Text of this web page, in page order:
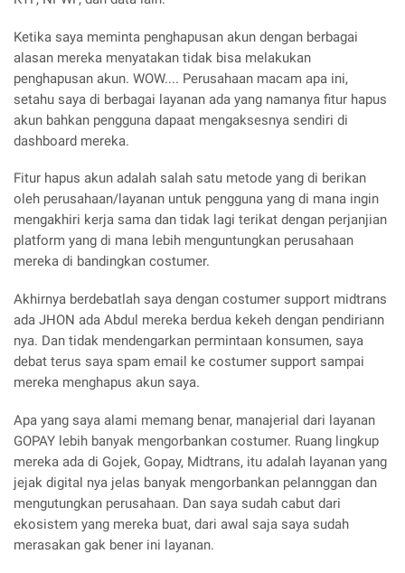
Ketika saya meminta penghapusan akun dengan berbagai
alasan mereka menyatakan tidak bisa melakukan
penghapusan akun. WOW.... Perusahaan macam apa ini,
setahu saya di berbagai layanan ada yang namanya fitur hapus
akun bahkan pengguna dapaat mengaksesnya sendiri di
dashboard mereka.
Fitur hapus akun adalah salah satu metode yang di berikan
oleh perusahaan/layanan untuk pengguna yang di mana ingin
mengakhiri kerja sama dan tidak lagi terikat dengan perjanjian
platform yang di mana lebih menguntungkan perusahaan
mereka di bandingkan costumer.
Akhirnya berdebatlah saya dengan costumer support midtrans
ada JHON ada Abdul mereka berdua kekeh dengan pendiriann
nya. Dan tidak mendengarkan permintaan konsumen, saya
debat terus saya spam email ke costumer support sampai
mereka menghapus akun saya.
Apa yang saya alami memang benar, manajerial dari layanan
GOPAY lebih banyak mengorbankan costumer. Ruang lingkup
mereka ada di Gojek, Gopay, Midtrans, itu adalah layanan yang
jejak digital nya jelas banyak mengorbankan pelannggan dan
mengutungkan perusahaan. Dan saya sudah cabut dari
ekosistem yang mereka buat, dari awal saja saya sudah
merasakan gak bener ini layanan.